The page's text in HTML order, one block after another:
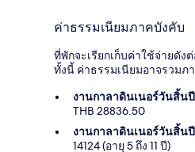
ค่าธรรมเนียมภาคบังคับ
ที่พักจะเรียกเก็บค่าใช้จ่ายดัง
ทั้งนี้ ค่าธรรมเนียมอาจรวมภ
งานกาลาดินเนอร์วันสิ้น
THB 28836.50
งานกาลาดินเนอร์วันสิ้น
14124 (อายุ 5 ถึง 11 ปี)